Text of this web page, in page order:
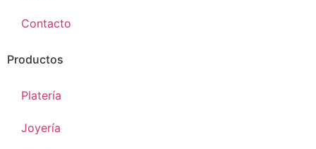
Contacto
Productos
Platería
Joyería